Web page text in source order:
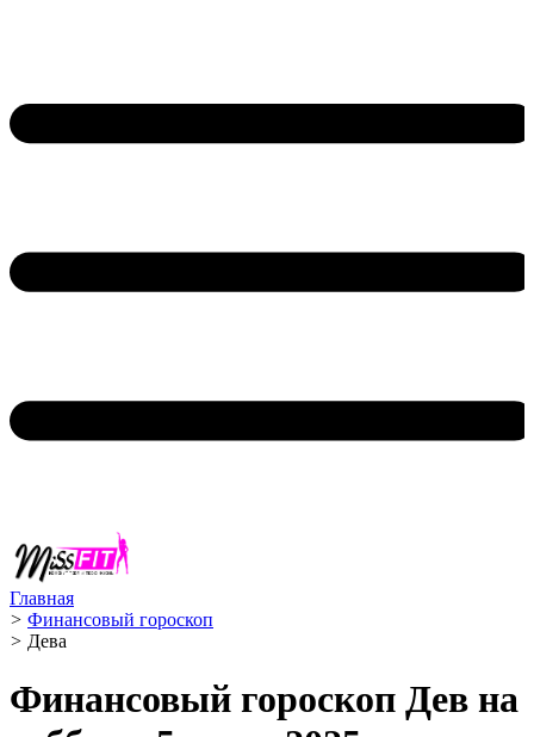
Главная
> Финансовый гороскоп
> Дева ️
Финансовый гороскоп Дев на